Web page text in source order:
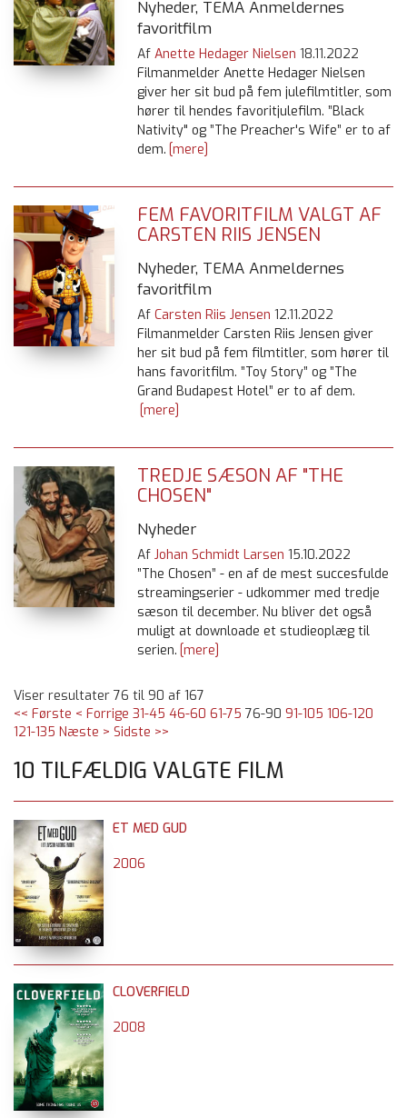
Nyheder, TEMA Anmeldernes
favoritfilm
Af Anette Hedager Nielsen 18.11.2022
Filmanmelder Anette Hedager Nielsen
giver her sit bud på fem julefilmtitler, som
hører til hendes favoritjulefilm. ”Black
Nativity" og ”The Preacher's Wife” er to af
dem. [mere]
FEM FAVORITFILM VALGT AF
CARSTEN RIIS JENSEN
Nyheder, TEMA Anmeldernes
favoritfilm
Af Carsten Riis Jensen 12.11.2022
Filmanmelder Carsten Riis Jensen giver
her sit bud på fem filmtitler, som hører til
hans favoritfilm. ”Toy Story” og ”The
Grand Budapest Hotel” er to af dem.
[mere]
TREDJE SÆSON AF "THE
CHOSEN"
Nyheder
Af Johan Schmidt Larsen 15.10.2022
”The Chosen” - en af de mest succesfulde
streamingserier - udkommer med tredje
sæson til december. Nu bliver det også
muligt at downloade et studieoplæg til
serien. [mere]
Viser resultater 76 til 90 af 167
<< Første < Forrige 31-45 46-60 61-75 76-90 91-105 106-120
121-135 Næste > Sidste >>
10 TILFÆLDIG VALGTE FILM
ET MED GUD
2006
CLOVERFIELD
2008